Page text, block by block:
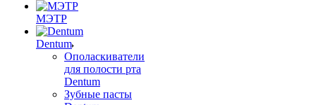
МЭТР
Dentum
Ополаскиватели
для полости рта
Dentum
Зубные пасты